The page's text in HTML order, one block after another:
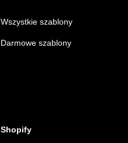
Wszystkie szablony
Darmowe szablony
Shopify